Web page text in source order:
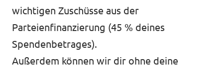
wichtigen Zuschüsse aus der
Parteienfinanzierung (45 % deines
Spendenbetrages).
Außerdem können wir dir ohne deine